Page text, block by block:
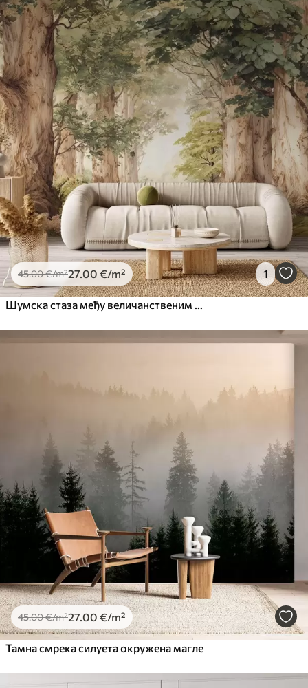
45.00€/m²27 .00 €/m² 1
45.00€/m²27 .00 €/m²
Тамна смрека силуета окружена магле